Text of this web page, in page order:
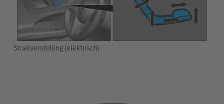
Stoelverstelling (elektrisch)